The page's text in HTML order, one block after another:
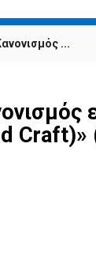
...
Craft)»